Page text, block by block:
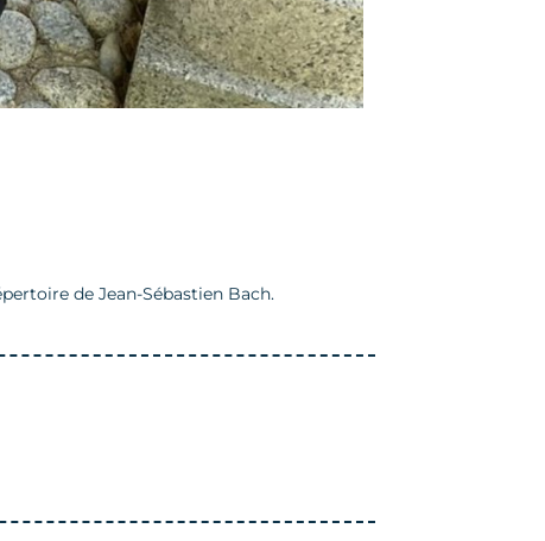
de Jean-Sébastien Bach.